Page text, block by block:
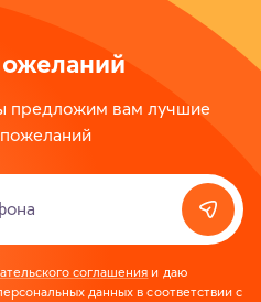
предложим вам лучшие
соглашения и даю
данных в соответствии с